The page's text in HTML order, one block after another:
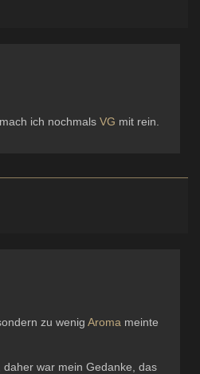
ich nochmals VG mit rein.
zu wenig Aroma meinte
daher war mein Gedanke, das